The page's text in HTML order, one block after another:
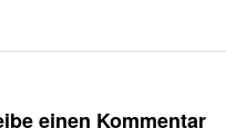
einen Kommentar